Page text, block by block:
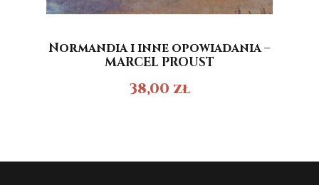
Normandia i inne opowiadania –
MARCEL PROUST
38,00 zł